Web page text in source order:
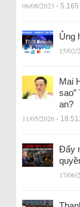
06/08/2023 -
Ủng
15/02/
Mai
sao”
an?
11/05/2026 -
Đẩy
17/06/